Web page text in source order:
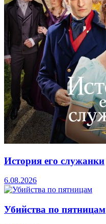
История его служанки
6.08.2026
Убийства по пятницам